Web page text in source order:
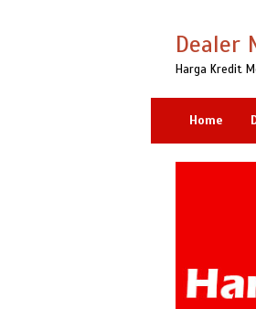
kontenDealer
Harga Kredit
Home